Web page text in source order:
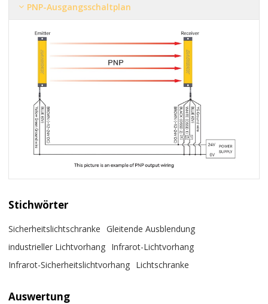
PNP-Ausgangsschaltplan
Stichwörter
Sicherheitslichtschranke
Gleitende Ausblendung
industrieller Lichtvorhang Infrarot-Lichtvorhang
Infrarot-Sicherheitslichtvorhang Lichtschranke
Auswertung